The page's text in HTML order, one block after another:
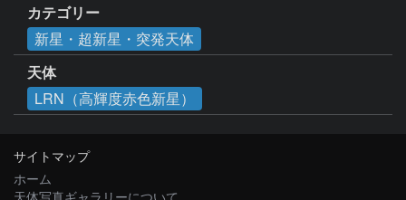
カテゴリー
新星・超新星・突発天体
天体
LRN（高輝度赤色新星）
サイトマップ
ホーム
天体写真ギャラリーについて